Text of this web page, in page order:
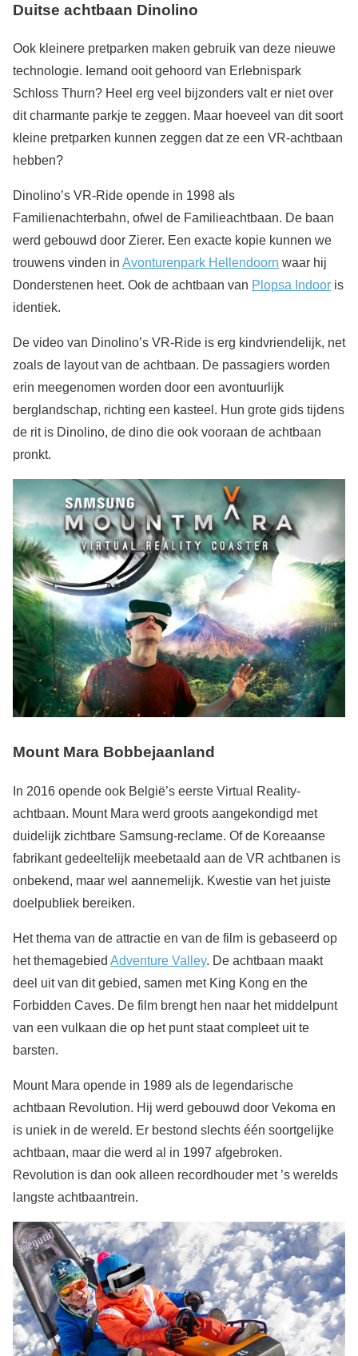
Duitse achtbaan Dinolino
Ook kleinere pretparken maken gebruik van deze nieuwe
technologie. Iemand ooit gehoord van Erlebnispark
Schloss Thurn? Heel erg veel bijzonders valt er niet over
dit charmante parkje te zeggen. Maar hoeveel van dit soort
kleine pretparken kunnen zeggen dat ze een VR-achtbaan
hebben?
Dinolino’s VR-Ride opende in 1998 als
Familienachterbahn, ofwel de Familieachtbaan. De baan
werd gebouwd door Zierer. Een exacte kopie kunnen we
trouwens vinden in Avonturenpark Hellendoorn waar hij
Donderstenen heet. Ook de achtbaan van Plopsa Indoor is
identiek.
De video van Dinolino’s VR-Ride is erg kindvriendelijk, net
zoals de layout van de achtbaan. De passagiers worden
erin meegenomen worden door een avontuurlijk
berglandschap, richting een kasteel. Hun grote gids tijdens
de rit is Dinolino, de dino die ook vooraan de achtbaan
pronkt.
Mount Mara Bobbejaanland
In 2016 opende ook België’s eerste Virtual Reality-
achtbaan. Mount Mara werd groots aangekondigd met
duidelijk zichtbare Samsung-reclame. Of de Koreaanse
fabrikant gedeeltelijk meebetaald aan de VR achtbanen is
onbekend, maar wel aannemelijk. Kwestie van het juiste
doelpubliek bereiken.
Het thema van de attractie en van de film is gebaseerd op
het themagebied Adventure Valley. De achtbaan maakt
deel uit van dit gebied, samen met King Kong en the
Forbidden Caves. De film brengt hen naar het middelpunt
van een vulkaan die op het punt staat compleet uit te
barsten.
Mount Mara opende in 1989 als de legendarische
achtbaan Revolution. Hij werd gebouwd door Vekoma en
is uniek in de wereld. Er bestond slechts één soortgelijke
achtbaan, maar die werd al in 1997 afgebroken.
Revolution is dan ook alleen recordhouder met ’s werelds
langste achtbaantrein.